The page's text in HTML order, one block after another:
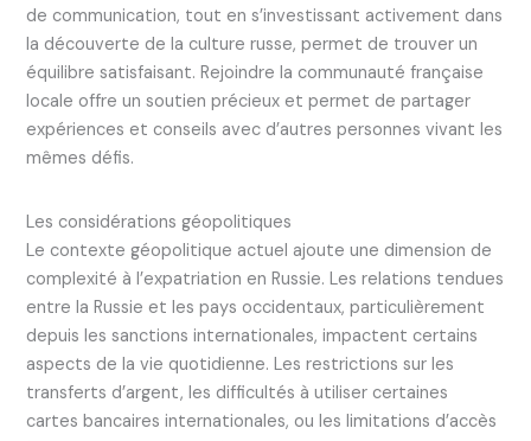
de communication, tout en s’investissant activement dans
la découverte de la culture russe, permet de trouver un
équilibre satisfaisant. Rejoindre la communauté française
locale offre un soutien précieux et permet de partager
expériences et conseils avec d’autres personnes vivant les
mêmes défis.
Les considérations géopolitiques
Le contexte géopolitique actuel ajoute une dimension de
complexité à l’expatriation en Russie. Les relations tendues
entre la Russie et les pays occidentaux, particulièrement
depuis les sanctions internationales, impactent certains
aspects de la vie quotidienne. Les restrictions sur les
transferts d’argent, les difficultés à utiliser certaines
cartes bancaires internationales, ou les limitations d’accès